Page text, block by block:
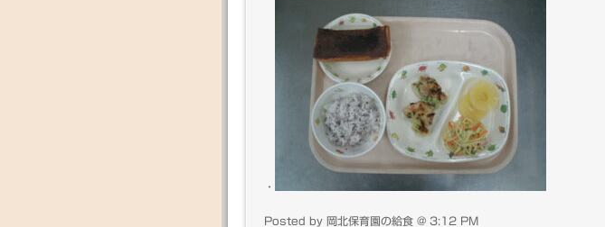
・
Posted by 岡北保育園の給食 @ 3:12 PM